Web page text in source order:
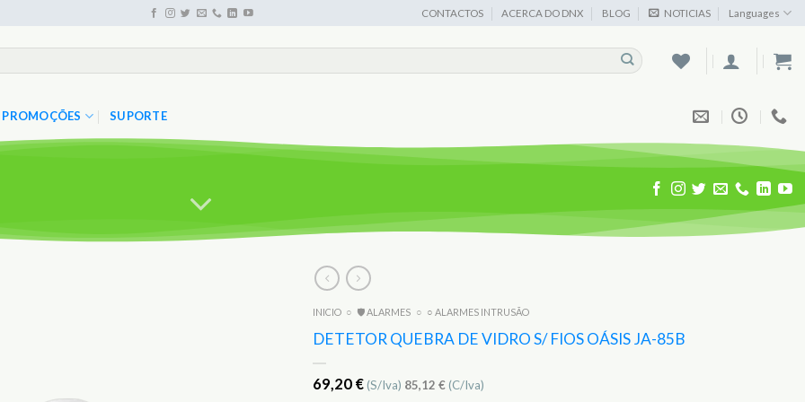
CONTACTOS ACERCA DO DNX BLOG NOTICIAS Languages
PROMOÇÕES SUPORTE
INICIO ○ 🛡️ ALARMES ○ ○ ALARMES INTRUSÃO
DETETOR QUEBRA DE VIDRO S/ FIOS OÁSIS JA-85B
69,20 € (S/Iva) 85,12 € (C/Iva)